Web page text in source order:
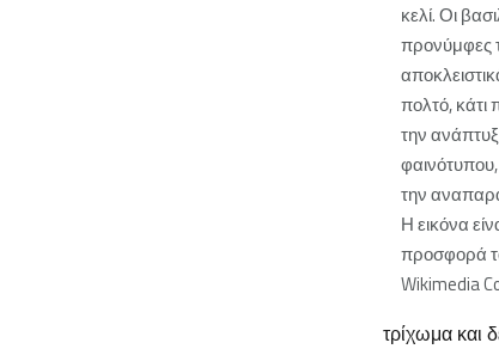
κελί. Οι
προνύμφες
πολτό, κάτι
την
την
Η εικόνα
προσφορά
Wikimedia
τρίχωμα και